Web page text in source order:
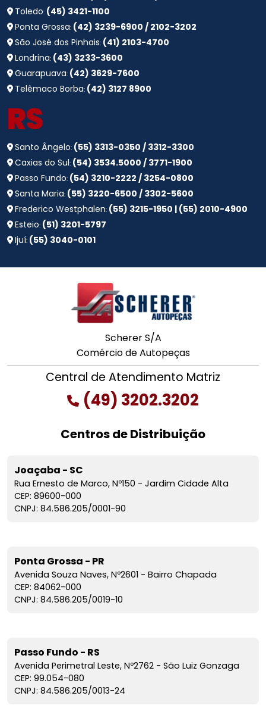
Toledo: (45) 3421-1100
Ponta Grossa: (42) 3239-6900 / 2102-3202
São José dos Pinhais: (41) 2103-4700
Londrina: (43) 3233-3600
Guarapuava: (42) 3629-7600
Telêmaco Borba: (42) 3127 8900
RS
Santo Ângelo: (55) 3313-0350 / 3312-3300
Caxias do Sul: (54) 3534.5000 / 3771-1900
Passo Fundo: (54) 3210-2222 / 3254-0800
Santa Maria: (55) 3220-6500 / 3302-5600
Frederico Westphalen: (55) 3215-1950 | (55) 2010-4900
Esteio: (51) 3201-5797
Ijuí: (55) 3040-0101
Scherer S/A
Comércio de Autopeças
Central de Atendimento Matriz
(49) 3202.3202
Centros de Distribuição
Joaçaba - SC
Rua Ernesto de Marco, Nº150 - Jardim Cidade Alta
CEP: 89600-000
CNPJ: 84.586.205/0001-90
Ponta Grossa - PR
Avenida Souza Naves, Nº2601 - Bairro Chapada
CEP: 84062-000
CNPJ: 84.586.205/0019-10
Passo Fundo - RS
Avenida Perimetral Leste, Nº2762 - São Luiz Gonzaga
CEP: 99.054-080
CNPJ: 84.586.205/0013-24